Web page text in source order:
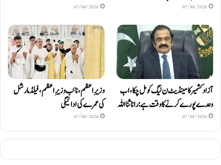
07/08/2026
07/08/2026
آزاد کشمیر کا مینڈیٹ ن لیگ کو مل چکا، اب
وعدے پورے کرنے کا وقت ہے: رانا ثنا اللہ
07/08/2026
وزیرِاعظم، نائب وزیرِ اعظم، فیلڈ مارشل
کی عمرے کی ادائیگی
07/08/2026